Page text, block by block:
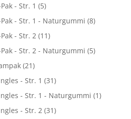
- Str. 1 (5)
- Str. 1 - Naturgummi (8)
- Str. 2 (11)
- Str. 2 - Naturgummi (5)
(21)
- Str. 1 (31)
- Str. 1 - Naturgummi (1)
- Str. 2 (31)